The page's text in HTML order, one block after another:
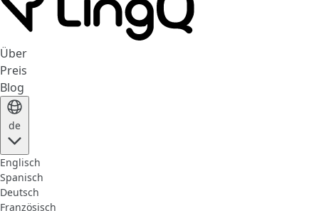
Über
Preis
Blog
de
Englisch
Spanisch
Deutsch
Französisch